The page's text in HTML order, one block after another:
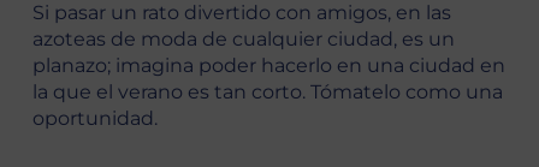
Si pasar un rato divertido con amigos, en las
azoteas de moda de cualquier ciudad, es un
planazo; imagina poder hacerlo en una ciudad en
la que el verano es tan corto. Tómatelo como una
oportunidad.